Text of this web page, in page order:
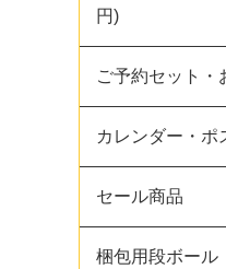
円)
ご予約セット・
カレンダー・ポ
セール商品
梱包用段ボール